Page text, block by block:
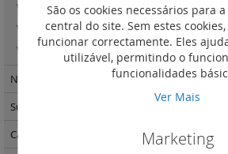
Valena Life - caixas salientes(2)
Valena In'Matic - lanterna de emergência(4)
Valena In'Matic - tomadas de dados (15)
Niloé Step
Suno
Caixas de encastrar Batibox (57)
São os cookies necessários para
central do site. Sem estes
funcionar correctamente. Eles
utilizável, permitindo o
funcionalidades
Ver Mais
Marketing